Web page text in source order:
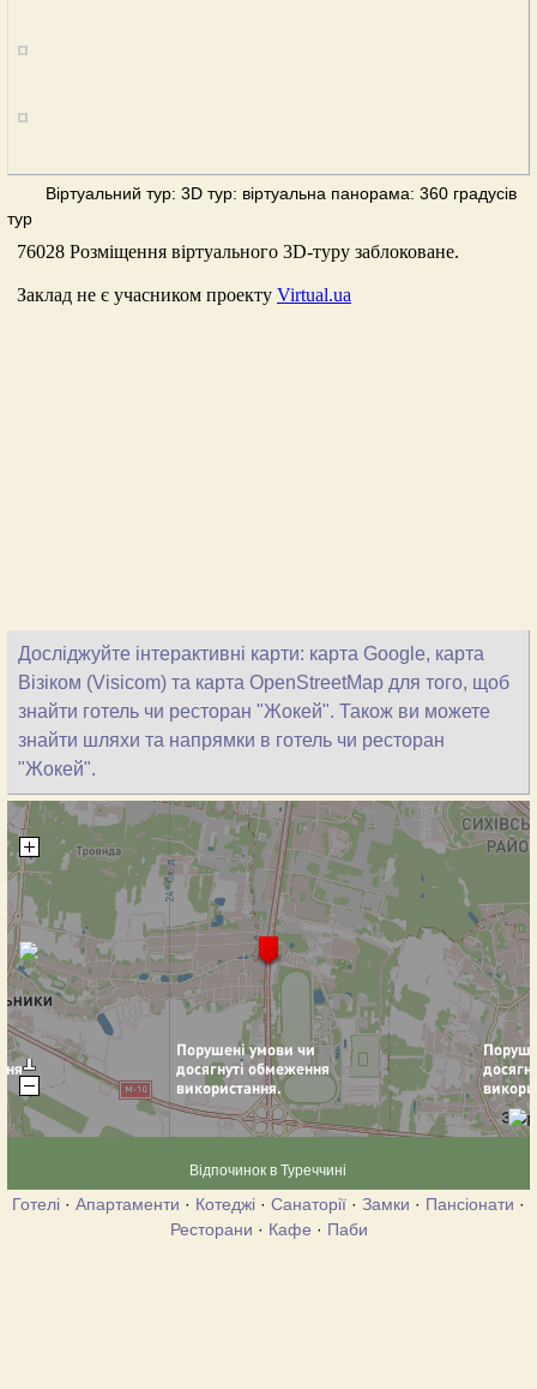
Віртуальний тур: 3D тур: віртуальна панорама: 360 градусів
тур
Досліджуйте інтерактивні карти: карта Google, карта
Візіком (Visicom) та карта OpenStreetMap для того, щоб
знайти готель чи ресторан "Жокей". Також ви можете
знайти шляхи та напрямки в готель чи ресторан
"Жокей".
Відпочинок в Туреччині
Готелі · Апартаменти · Котеджі · Санаторії · Замки · Пансіонати ·
Ресторани · Кафе · Паби